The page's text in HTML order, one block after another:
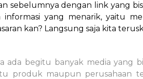
sebelumnya dengan link yang
yang menarik, yaitu
kan? Langsung saja kita
ada begitu banyak media yang
produk maupun perusahaan